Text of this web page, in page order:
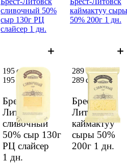
сливочный 50%
сыр 130г РЦ
слайсер 1 дн.
Брест-
Литовск
сливочный
50% сыр 130г
РЦ слайсер
1 дн.
195 сом
195 сом
каймактуу сыры
50% 200г 1 дн.
Брест-
Литовск
каймактуу
сыры 50%
200г 1 дн.
289 сом
289 сом